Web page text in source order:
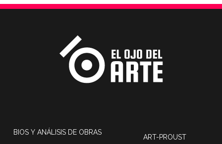
BIOS Y ANÁLISIS DE OBRAS
ART-PROUST